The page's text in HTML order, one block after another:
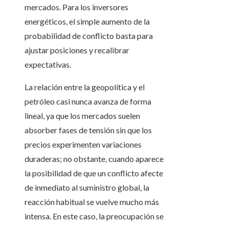
mercados. Para los inversores
energéticos, el simple aumento de la
probabilidad de conflicto basta para
ajustar posiciones y recalibrar
expectativas.
La relación entre la geopolítica y el
petróleo casi nunca avanza de forma
lineal, ya que los mercados suelen
absorber fases de tensión sin que los
precios experimenten variaciones
duraderas; no obstante, cuando aparece
la posibilidad de que un conflicto afecte
de inmediato al suministro global, la
reacción habitual se vuelve mucho más
intensa. En este caso, la preocupación se